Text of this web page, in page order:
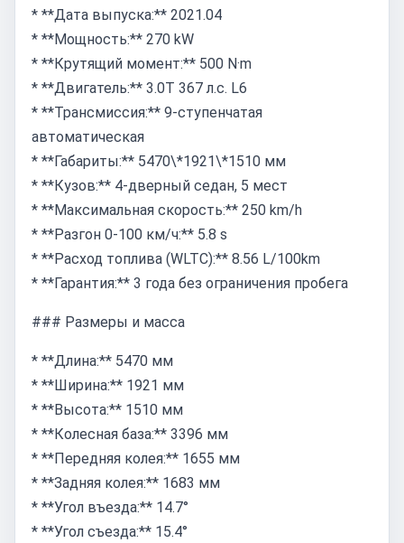
* **Дата выпуска:** 2021.04
* **Мощность:** 270 kW
* **Крутящий момент:** 500 N·m
* **Двигатель:** 3.0T 367 л.с. L6
* **Трансмиссия:** 9-ступенчатая
автоматическая
* **Габариты:** 5470\*1921\*1510 мм
* **Кузов:** 4-дверный седан, 5 мест
* **Максимальная скорость:** 250 km/h
* **Разгон 0-100 км/ч:** 5.8 s
* **Расход топлива (WLTC):** 8.56 L/100km
* **Гарантия:** 3 года без ограничения пробега
### Размеры и масса
* **Длина:** 5470 мм
* **Ширина:** 1921 мм
* **Высота:** 1510 мм
* **Колесная база:** 3396 мм
* **Передняя колея:** 1655 мм
* **Задняя колея:** 1683 мм
* **Угол въезда:** 14.7°
* **Угол съезда:** 15.4°